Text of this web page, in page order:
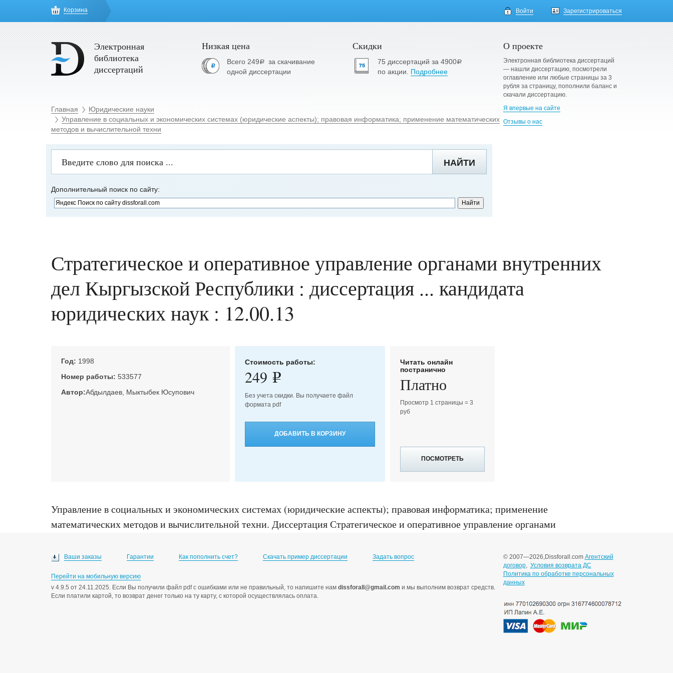
Корзина Войти Зарегистрироваться
Электронная
библиотека
диссертаций
Низкая цена
Всего 249a за скачивание
одной диссертации
Скидки
75 диссертаций за 4900a
по акции. Подробнее
Главная
Юридические науки
Управление в социальных и экономических системах (юридические аспекты); правовая информатика; применение математических
методов и вычислительной техни
О проекте
Электронная библиотека диссертаций
— нашли диссертацию, посмотрели
оглавление или любые страницы за 3
рубля за страницу, пополнили баланс и
скачали диссертацию.
Я впервые на сайте
Отзывы о нас
НАЙТИ
Дополнительный поиск по сайту:
Стратегическое и оперативное управление органами внутренних
дел Кыргызской Республики : диссертация ... кандидата
юридических наук : 12.00.13
Год: 1998
Номер работы: 533577
Автор:Абдылдаев, Мыктыбек Юсупович
Стоимость работы:
249 e
Без учета скидки. Вы получаете файл
формата pdf
ДОБАВИТЬ В КОРЗИНУ
Читать онлайн
постранично
Платно
Просмотр 1 страницы = 3
руб
ПОСМОТРЕТЬ
Управление в социальных и экономических системах (юридические аспекты); правовая информатика; применение
математических методов и вычислительной техни. Диссертация Стратегическое и оперативное управление органами
Ваши заказы Гарантии Как пополнить счет? Скачать пример диссертации Задать вопрос
Перейти на мобильную версию
v 4.9.5 от 24.11.2025. Если Вы получили файл pdf с ошибками или не правильный, то напишите нам dissforall@gmail.com и мы выполним возврат средств.
Если платили картой, то возврат денег только на ту карту, с которой осуществлялась оплата.
© 2007—2026,Dissforall.com Агентский
договор, Условия возврата ДС
Политика по обработке персональных
данных